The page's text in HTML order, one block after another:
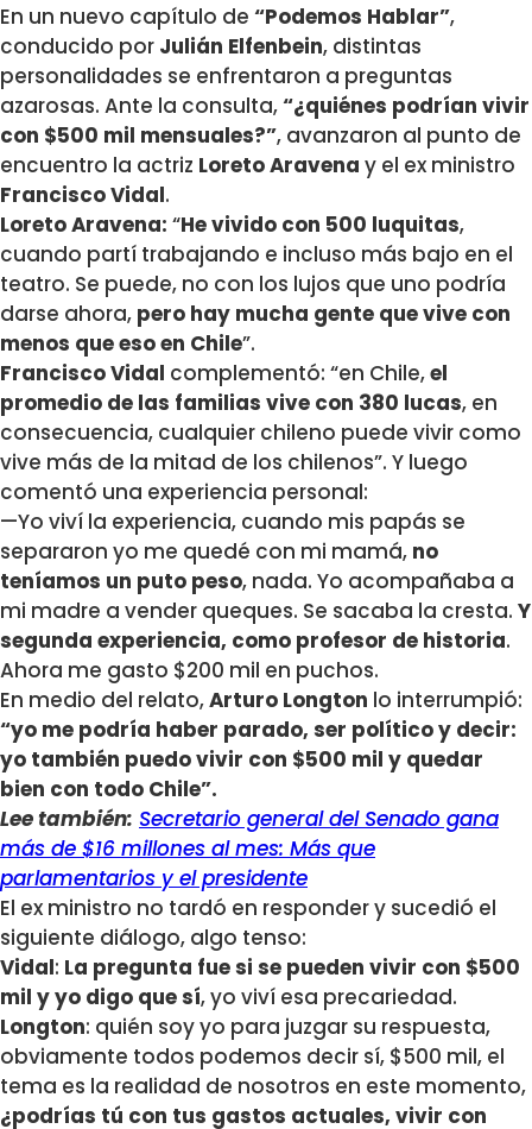
En un nuevo capítulo de “Podemos Hablar”,
conducido por Julián Elfenbein, distintas
personalidades se enfrentaron a preguntas
azarosas. Ante la consulta,“¿quiénes podrían vivir
con $500 mil mensuales?”, avanzaron al punto de
encuentro la actriz Loreto Aravena y el ex ministro
Francisco Vidal.
Loreto Aravena: “He vivido con 500 luquitas,
cuando partí trabajando e incluso más bajo en el
teatro. Se puede, no con los lujos que uno podría
darse ahora, pero hay mucha gente que vive con
menos que eso en Chile”.
Francisco Vidal complementó: “en Chile,el
promedio de las familias vive con 380 lucas, en
consecuencia, cualquier chileno puede vivir como
vive más de la mitad de los chilenos”. Y luego
comentó una experiencia personal:
—Yo viví la experiencia, cuando mis papás se
separaron yo me quedé con mi mamá, no
teníamos un puto peso, nada. Yo acompañaba a
mi madre a vender queques. Se sacaba la cresta. Y
segunda experiencia, como profesor de historia.
Ahora me gasto $200 mil en puchos.
En medio del relato,Arturo Longton lo interrumpió:
“yo me podría haber parado, ser político y decir:
yo también puedo vivir con $500 mil y quedar
bien con todo Chile”.
Lee también: Secretario general del Senado gana
más de $16 millones al mes: Más que
parlamentarios y el presidente
El ex ministro no tardó en responder y sucedió el
siguiente diálogo, algo tenso:
Vidal: La pregunta fue si se pueden vivir con $500
mil y yo digo que sí, yo viví esa precariedad.
Longton: quién soy yo para juzgar su respuesta,
obviamente todos podemos decir sí, $500 mil, el
tema es la realidad de nosotros en este momento,
¿podrías tú con tus gastos actuales, vivir con